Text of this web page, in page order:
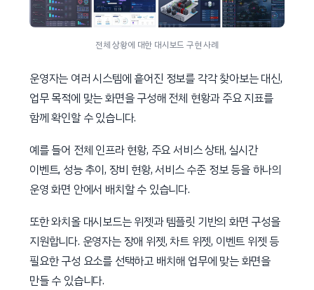
전체 상황에 대한 대시보드 구현 사례
운영자는 여러 시스템에 흩어진 정보를 각각 찾아보는 대신,
업무 목적에 맞는 화면을 구성해 전체 현황과 주요 지표를
함께 확인할 수 있습니다.
예를 들어 전체 인프라 현황, 주요 서비스 상태, 실시간
이벤트, 성능 추이, 장비 현황, 서비스 수준 정보 등을 하나의
운영 화면 안에서 배치할 수 있습니다.
또한 와치올 대시보드는 위젯과 템플릿 기반의 화면 구성을
지원합니다. 운영자는 장애 위젯, 차트 위젯, 이벤트 위젯 등
필요한 구성 요소를 선택하고 배치해 업무에 맞는 화면을
만들 수 있습니다.